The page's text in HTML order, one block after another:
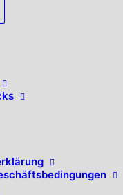
werden angezeigt